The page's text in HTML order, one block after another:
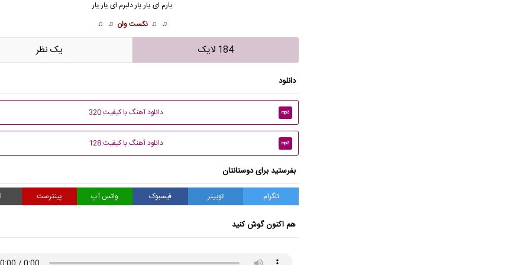
یارم ای یار یار دلبرم ای یار یار
♫ ♫ نکست وان ♫ ♫
184 لایک يک نظر
دانلود
mp3 دانلود آهنگ با کیفیت 320
mp3 دانلود آهنگ با کیفیت 128
بفرستید برای دوستانتان
تلگرام توییتر فیسبوک واتس آپ پینترست
هم اکنون گوش کنید